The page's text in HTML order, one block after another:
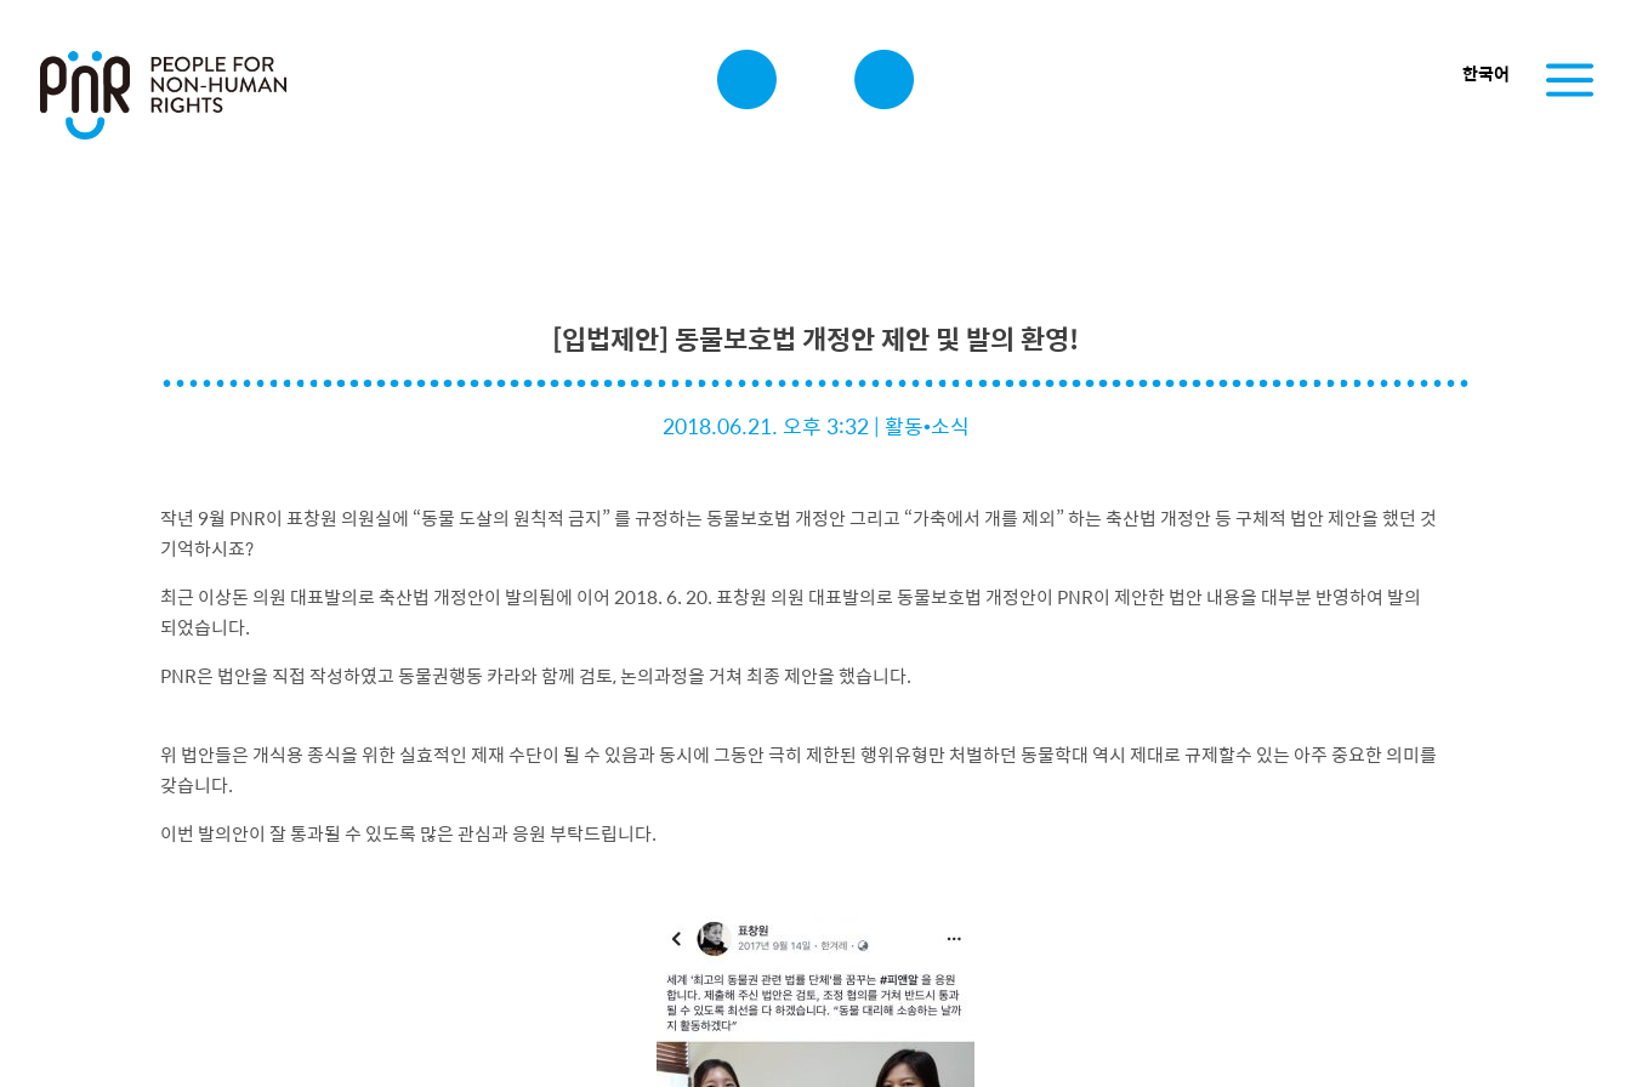
한국어
[입법제안] 동물보호법 개정안 제안 및 발의 환영!
2018.06.21. 오후 3:32| 활동•소식
작년 9월 PNR이 표창원 의원실에 “동물 도살의 원칙적 금지” 를 규정하는 동물보호법 개정안 그리고 “가축에서 개를 제외” 하는 축산법 개정안 등 구체적 법안 제안을 했던 것
기억하시죠?
최근 이상돈 의원 대표발의로 축산법 개정안이 발의됨에 이어 2018. 6. 20. 표창원 의원 대표발의로 동물보호법 개정안이 PNR이 제안한 법안 내용을 대부분 반영하여 발의
되었습니다.
PNR은 법안을 직접 작성하였고 동물권행동 카라와 함께 검토, 논의과정을 거쳐 최종 제안을 했습니다.
위 법안들은 개식용 종식을 위한 실효적인 제재 수단이 될 수 있음과 동시에 그동안 극히 제한된 행위유형만 처벌하던 동물학대 역시 제대로 규제할수 있는 아주 중요한 의미를
갖습니다.
이번 발의안이 잘 통과될 수 있도록 많은 관심과 응원 부탁드립니다.